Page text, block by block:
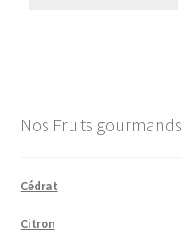
Nos Fruits gourmands
Cédrat
Citron